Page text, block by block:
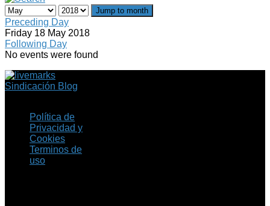
Jump to month
Preceding Day
Friday 18 May 2018
Following Day
No events were found
Sindicación Blog
Política de
Privacidad y
Cookies
Terminos de
uso